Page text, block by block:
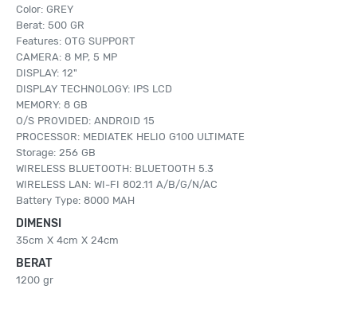
Color: GREY
Berat: 500 GR
Features: OTG SUPPORT
CAMERA: 8 MP, 5 MP
DISPLAY: 12"
DISPLAY TECHNOLOGY: IPS LCD
MEMORY: 8 GB
O/S PROVIDED: ANDROID 15
PROCESSOR: MEDIATEK HELIO G100 ULTIMATE
Storage: 256 GB
WIRELESS BLUETOOTH: BLUETOOTH 5.3
WIRELESS LAN: WI-FI 802.11 A/B/G/N/AC
Battery Type: 8000 MAH
DIMENSI
35cm X 4cm X 24cm
BERAT
1200 gr